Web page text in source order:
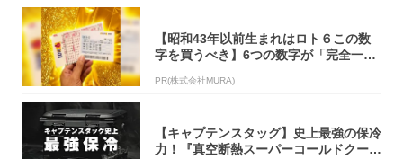
【昭和43年以前生まれはロト６この数
字を買うべき】6つの数字が「完全一
PR(株式会社MURA)
【キャプテンスタッグ】史上最強の保冷
力！『真空断熱スーパーコールドクーラ